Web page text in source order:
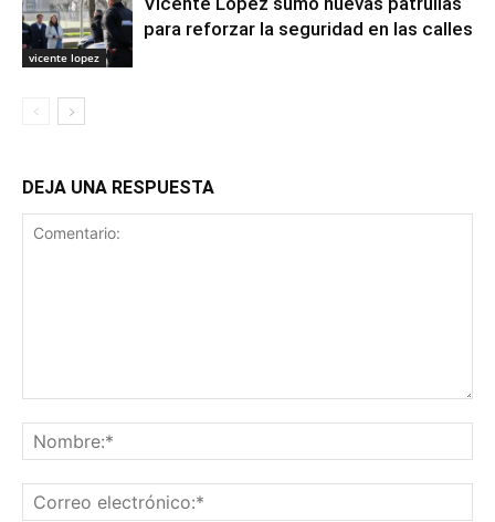
vicente lopez
para reforzar la seguridad en las calles
DEJA UNA RESPUESTA